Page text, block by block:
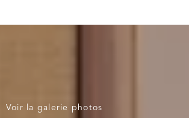
Voir la galerie photos